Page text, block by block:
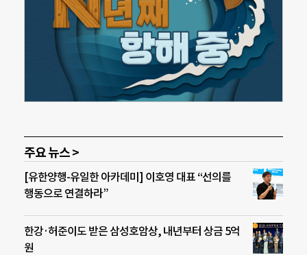
주요 뉴스 >
[유한양행-유일한 아카데미] 이호영 대표 “선의를
행동으로 연결하라”
한강·허준이도 받은 삼성호암상, 내년부터 상금 5억
원